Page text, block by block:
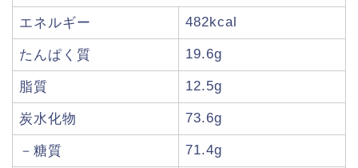
エネルギー 482kcal
たんぱく質 19.6g
脂質 12.5g
炭水化物 73.6g
－糖質 71.4g